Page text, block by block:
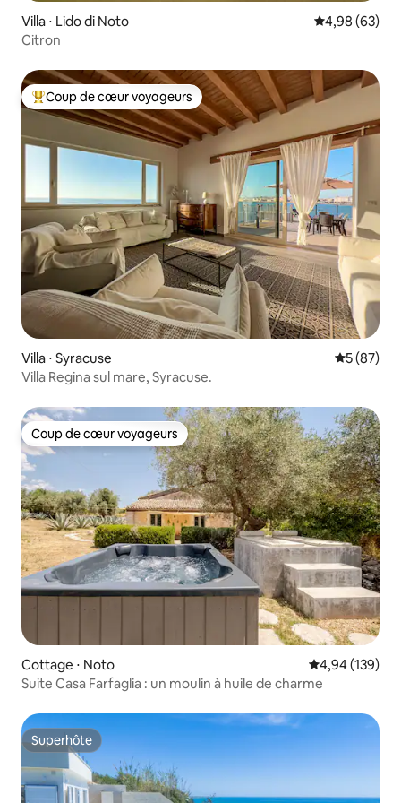
Villa ⋅ Lido di Noto Évaluation
4,98 (63)
Citron
Coups de cœur voyageurs les plus appréciés
Coup de cœur voyageurs
Villa ⋅ Syracuse
5 (87)
Villa Regina sul mare, Syracuse.
Coup de cœur voyageurs
Coup de cœur voyageurs
Cottage ⋅ Noto Évaluation
4,94 (139)
Suite Casa Farfaglia : un moulin à huile de charme
Superhôte
Superhôte